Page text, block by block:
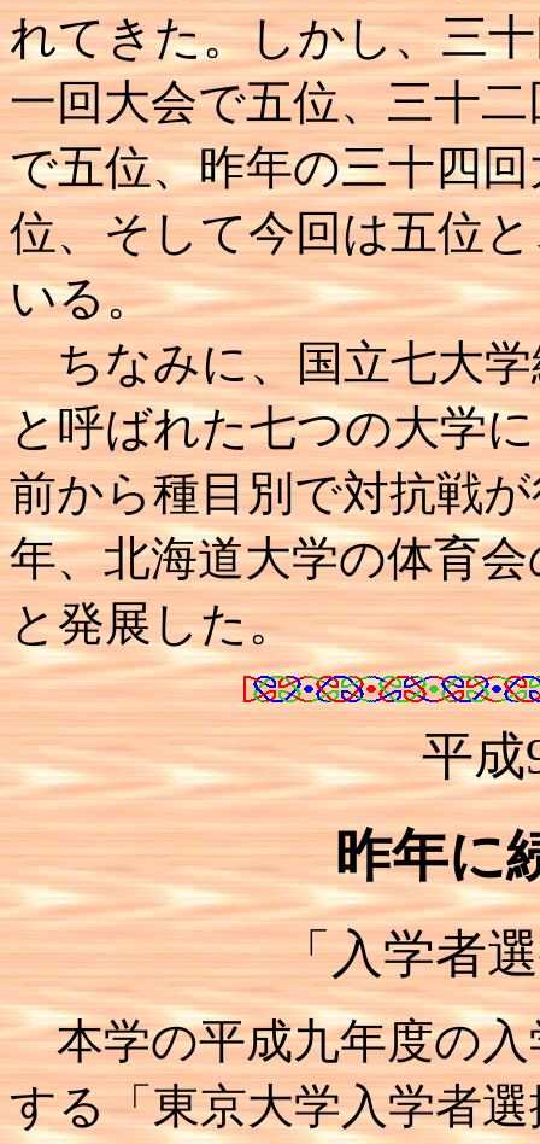
れてきた。しかし、三
一回大会で五位、三十
で五位、昨年の三十四
位、そして今回は五位
いる。
ちなみに、国立七大学
と呼ばれた七つの大学
前から種目別で対抗戦
年、北海道大学の体育
と発展した。
平成
昨年に
「入学者
本学の平成九年度の入
する「東京大学入学者